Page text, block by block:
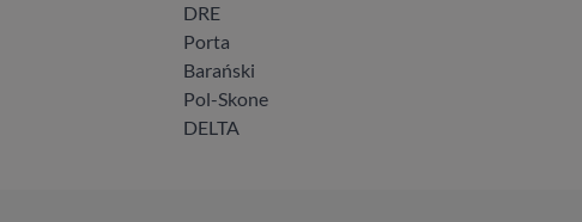
DRE
Porta
Barański
Pol-Skone
DELTA